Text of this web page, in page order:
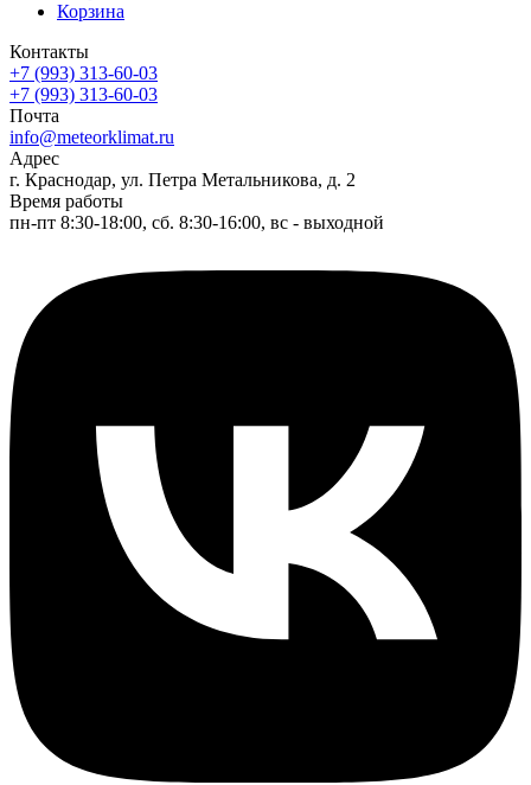
Корзина
Контакты
+7 (993) 313-60-03
+7 (993) 313-60-03
Почта
info@meteorklimat.ru
Адрес
г. Краснодар, ул. Петра Метальникова, д. 2
Время работы
пн-пт 8:30-18:00, сб. 8:30-16:00, вс - выходной